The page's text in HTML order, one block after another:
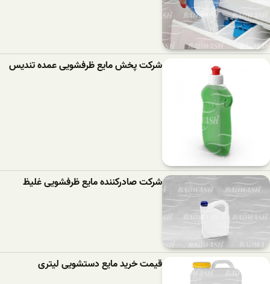
شرکت پخش مایع ظرفشویی عمده تندیس
شرکت صادرکننده مایع ظرفشویی غلیظ
قیمت خرید مایع دستشویی لیتری